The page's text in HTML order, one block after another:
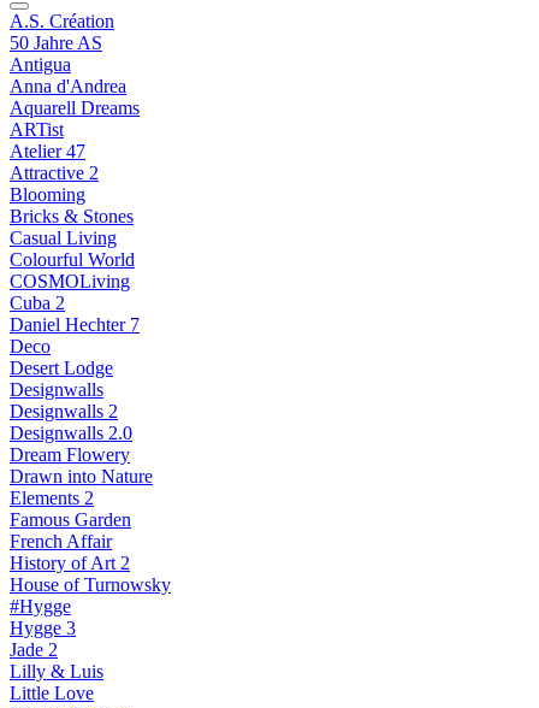
A.S. Création
50 Jahre AS
Antigua
Anna d'Andrea
Aquarell Dreams
ARTist
Atelier 47
Attractive 2
Blooming
Bricks & Stones
Casual Living
Colourful World
COSMOLiving
Cuba 2
Daniel Hechter 7
Deco
Desert Lodge
Designwalls
Designwalls 2
Designwalls 2.0
Dream Flowery
Drawn into Nature
Elements 2
Famous Garden
French Affair
History of Art 2
House of Turnowsky
#Hygge
Hygge 3
Jade 2
Lilly & Luis
Little Love